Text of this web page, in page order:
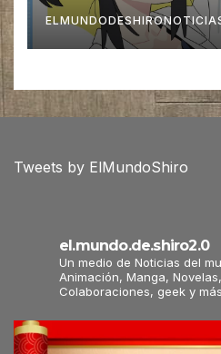
Tweets by ElMundoShiro
el.mundo.de.shiro2.0
Un medio de Noticias del
Animación, Manga,
Colaboraciones, geek y